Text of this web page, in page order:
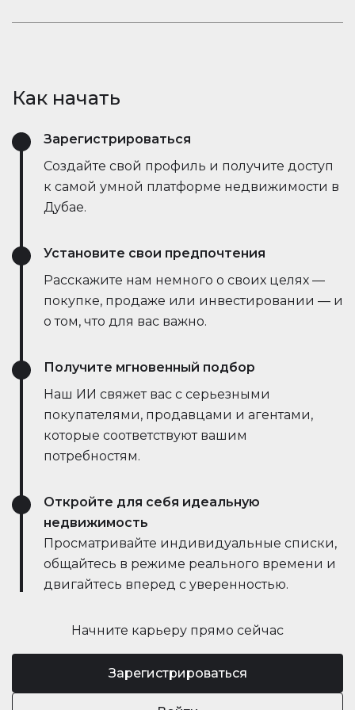
делая сделки быстрее и эффективнее, чем
приложениями. Задавайте вопросы, делитесь
режиме реального времени — всё в одном
месте.
Как начать
Начните карьеру прямо сейчас
Зарегистрироваться
Зарегистрироваться
Создайте свой профиль и получите доступ
к самой умной платформе недвижимости в
Дубае.
Установите свои предпочтения
Расскажите нам немного о своих целях —
покупке, продаже или инвестировании — и
о том, что для вас важно.
Получите мгновенный подбор
Наш ИИ свяжет вас с серьезными
покупателями, продавцами и агентами,
которые соответствуют вашим
потребностям.
Откройте для себя идеальную
недвижимость
Просматривайте индивидуальные списки,
общайтесь в режиме реального времени и
двигайтесь вперед с уверенностью.